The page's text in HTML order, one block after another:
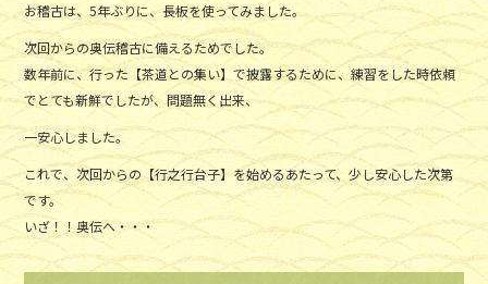
お稽古は、5年ぶりに、長板を使ってみました。
次回からの奥伝稽古に備えるためでした。
数年前に、行った【茶道との集い】で披露するために、練習をした時依頼
でとても新鮮でしたが、問題無く出来、
一安心しました。
これで、次回からの【行之行台子】を始めるあたって、少し安心した次第
です。
いざ！！奥伝へ・・・